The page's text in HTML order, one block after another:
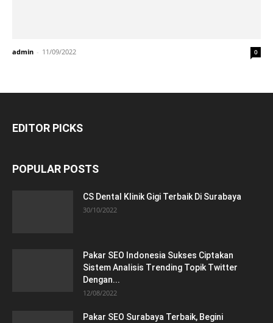
admin - 11/09/2022 0
EDITOR PICKS
POPULAR POSTS
CS Dental Klinik Gigi Terbaik Di Surabaya
30/10/2022
Pakar SEO Indonesia Sukses Ciptakan
Sistem Analisis Trending Topik Twitter
Dengan...
12/08/2022
Pakar SEO Surabaya Terbaik, Begini